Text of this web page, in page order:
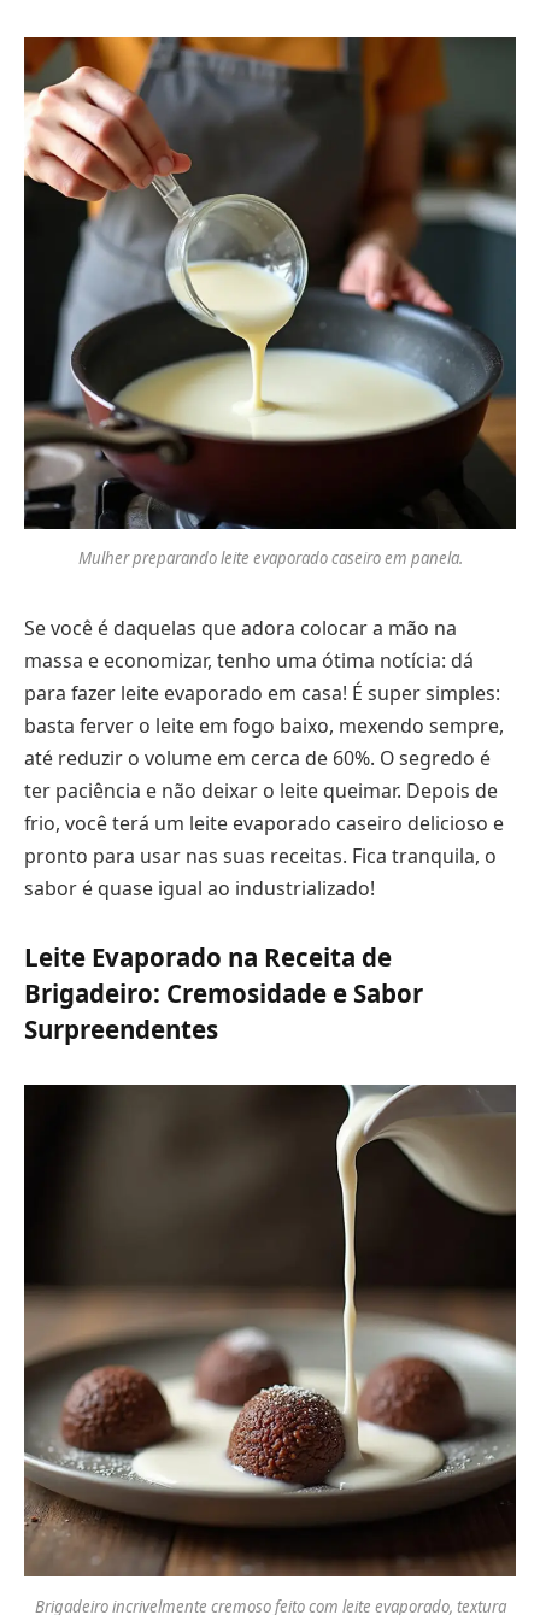
Mulher preparando leite evaporado caseiro em panela.
Se você é daquelas que adora colocar a mão na
massa e economizar, tenho uma ótima notícia: dá
para fazer leite evaporado em casa! É super simples:
basta ferver o leite em fogo baixo, mexendo sempre,
até reduzir o volume em cerca de 60%. O segredo é
ter paciência e não deixar o leite queimar. Depois de
frio, você terá um leite evaporado caseiro delicioso e
pronto para usar nas suas receitas. Fica tranquila, o
sabor é quase igual ao industrializado!
Leite Evaporado na Receita de
Brigadeiro: Cremosidade e Sabor
Surpreendentes
Brigadeiro incrivelmente cremoso feito com leite evaporado, textura